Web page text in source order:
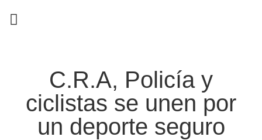
C.R.A, Policía y
ciclistas se unen por
un deporte seguro